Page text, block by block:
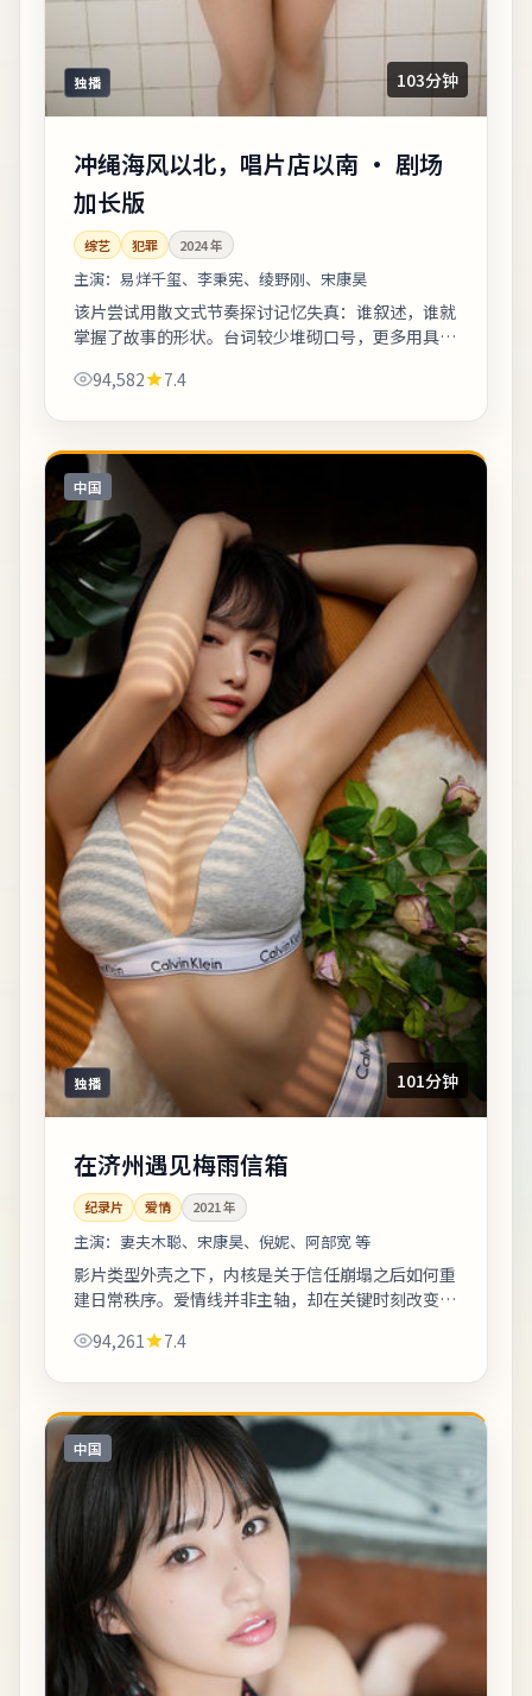
独播 103分钟
冲绳海风以北，唱片店以南 · 剧场
加长版
综艺 犯罪 2024年
主演： 易烊千玺、李秉宪、绫野刚、宋康昊
该片尝试用散文式节奏探讨记忆失真：谁叙述，谁就
掌握了故事的形状。台词较少堆砌口号，更多用具体
单，影迷可向幕后岗位致敬。《冲绳海风以...
94,582 7.4
中国
独播 101分钟
在济州遇见梅雨信箱
纪录片 爱情 2021年
主演： 妻夫木聪、宋康昊、倪妮、阿部宽 等
影片类型外壳之下，内核是关于信任崩塌之后如何重
建日常秩序。爱情线并非主轴，却在关键时刻改变主
亲自观看并形成独立判断。《在济州遇见梅...
94,261 7.4
中国